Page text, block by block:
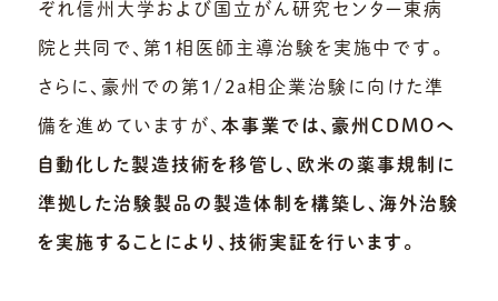
ぞれ信州大学および国立がん研究センター東病
院と共同で、第1相医師主導治験を実施中です。
さらに、豪州での第1/2a相企業治験に向けた準
備を進めていますが、本事業では、豪州CDMOへ
自動化した製造技術を移管し、欧米の薬事規制に
準拠した治験製品の製造体制を構築し、海外治験
を実施することにより、技術実証を行います。